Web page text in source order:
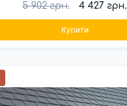
5 902 грн. 4 427 грн.
Купити